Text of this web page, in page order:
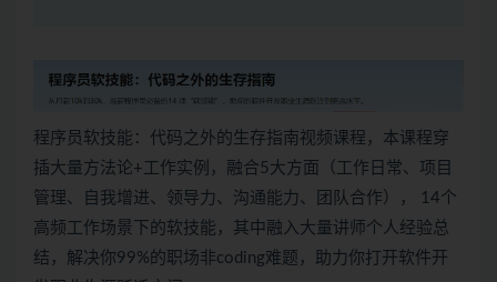
程序员软技能：代码之外的生存指南视频课程，本课程穿
插大量方法论+工作实例，融合5大方面（工作日常、项目
管理、自我增进、领导力、沟通能力、团队合作）， 14个
高频工作场景下的软技能，其中融入大量讲师个人经验总
结，解决你99%的职场非coding难题，助力你打开软件开